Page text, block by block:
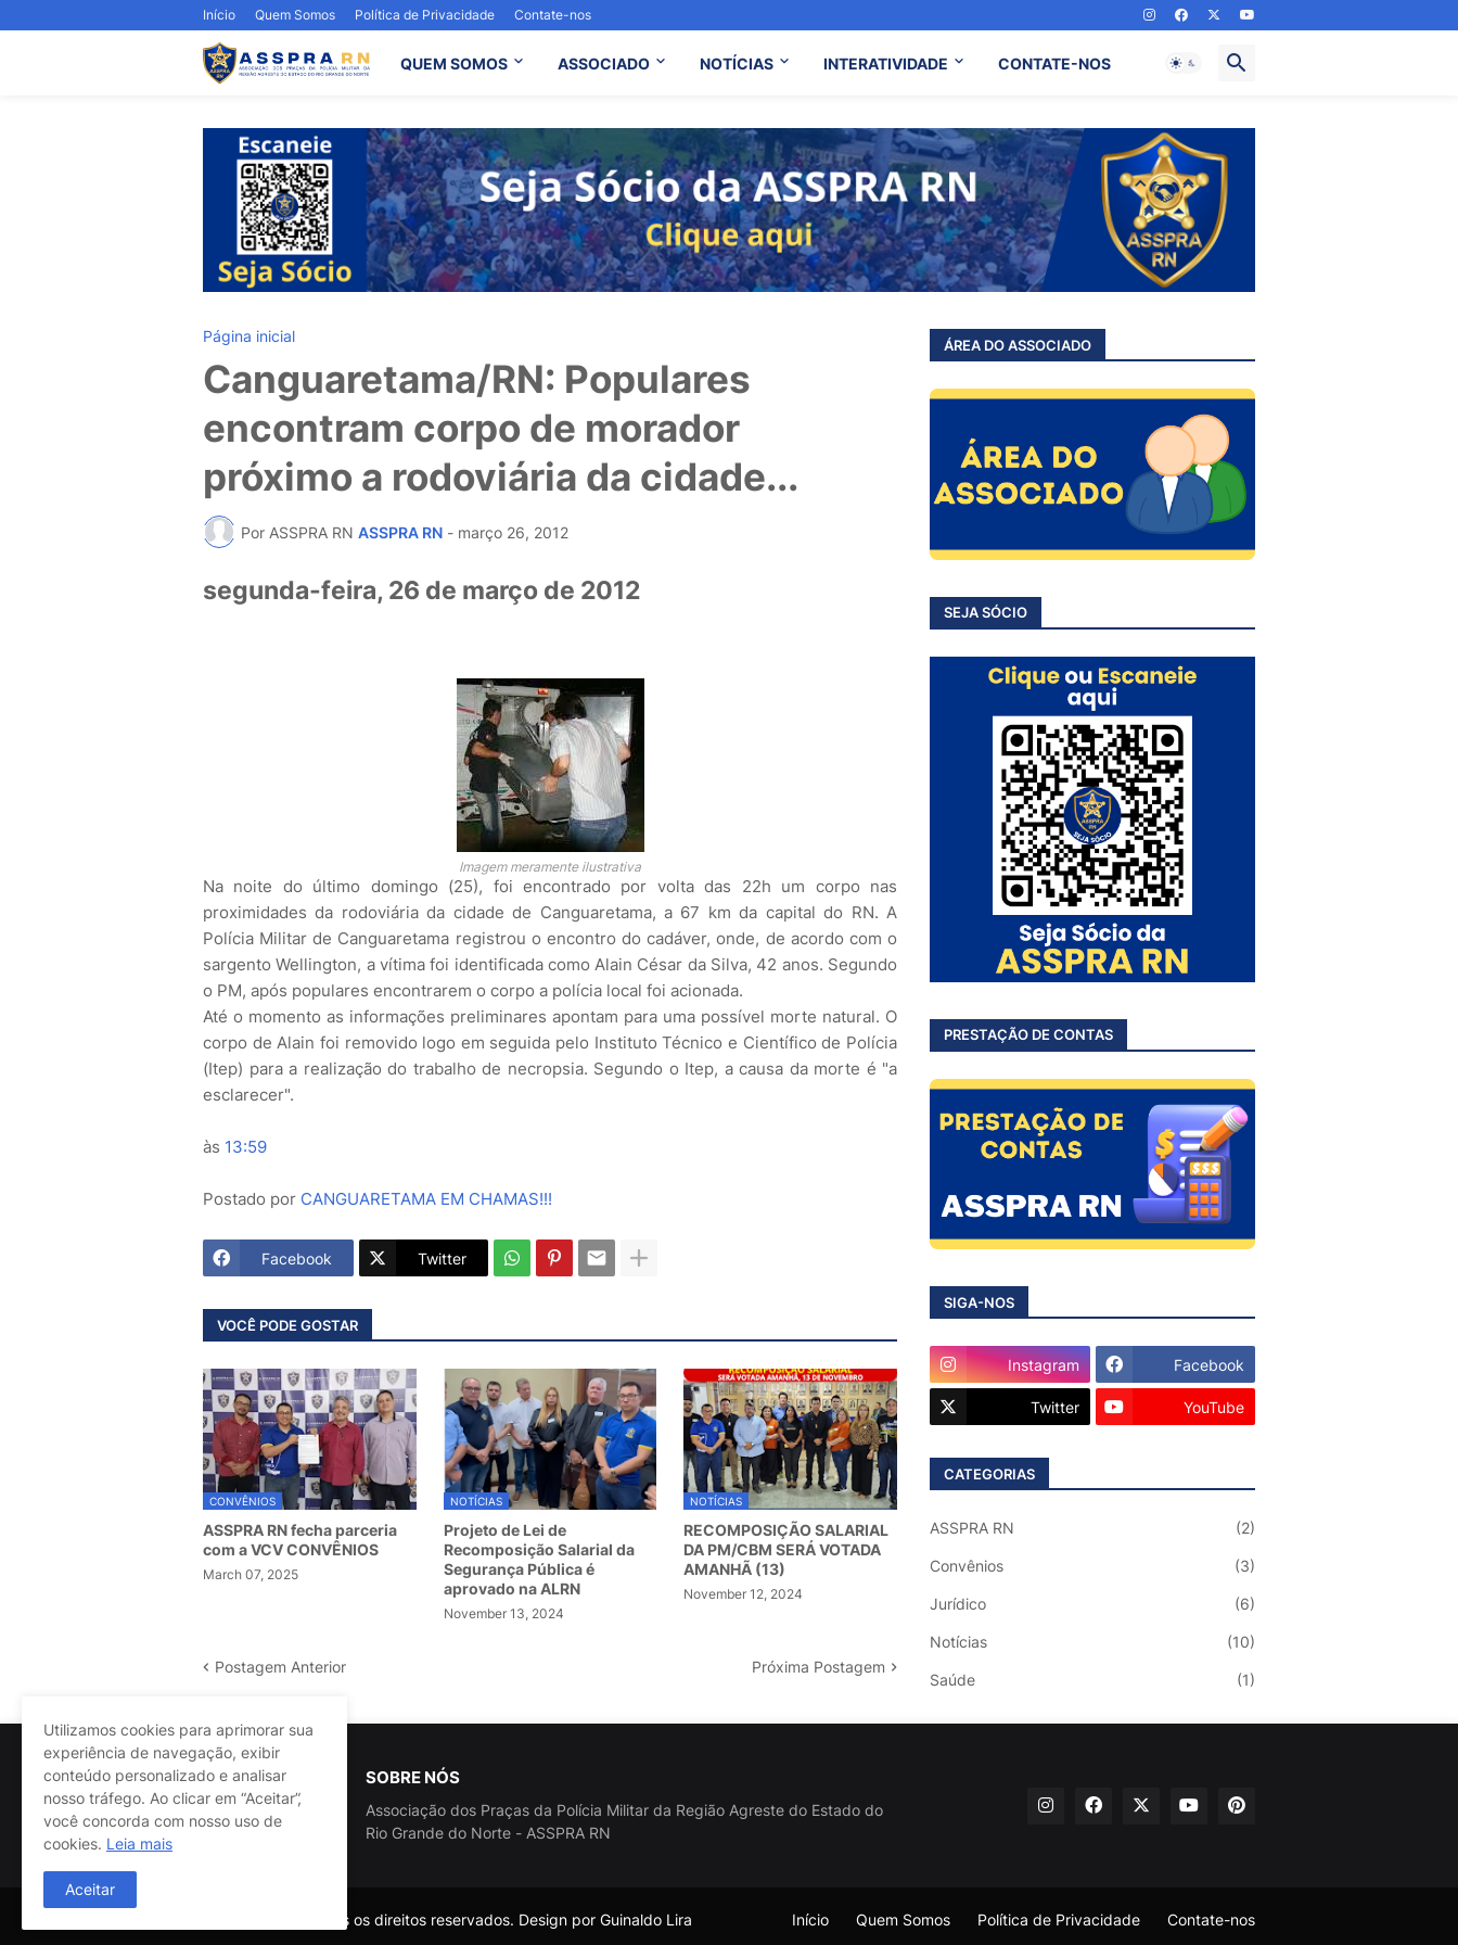
Início Quem Somos Política de Privacidade Contate-nos
QUEM SOMOS ASSOCIADO NOTÍCIAS INTERATIVIDADE CONTATE-NOS
Página inicial
Canguaretama/RN: Populares
encontram corpo de morador
próximo a rodoviária da cidade...
Por ASSPRA RN ASSPRA RN - março 26, 2012
segunda-feira, 26 de março de 2012
Imagem meramente ilustrativa
Na noite do último domingo (25), foi encontrado por volta das 22h um corpo nas
proximidades da rodoviária da cidade de Canguaretama, a 67 km da capital do RN. A
Polícia Militar de Canguaretama registrou o encontro do cadáver, onde, de acordo com o
sargento Wellington, a vítima foi identificada como Alain César da Silva, 42 anos. Segundo
o PM, após populares encontrarem o corpo a polícia local foi acionada.
Até o momento as informações preliminares apontam para uma possível morte natural. O
corpo de Alain foi removido logo em seguida pelo Instituto Técnico e Científico de Polícia
(Itep) para a realização do trabalho de necropsia. Segundo o Itep, a causa da morte é "a
esclarecer".
às 13:59
Postado por CANGUARETAMA EM CHAMAS!!!
Facebook Twitter
VOCÊ PODE GOSTAR
CONVÊNIOS
ASSPRA RN fecha parceria
com a VCV CONVÊNIOS
March 07, 2025
NOTÍCIAS
Projeto de Lei de
Recomposição Salarial da
Segurança Pública é
aprovado na ALRN
November 13, 2024
NOTÍCIAS
RECOMPOSIÇÃO SALARIAL
DA PM/CBM SERÁ VOTADA
AMANHÃ (13)
November 12, 2024
Postagem Anterior Próxima Postagem
ÁREA DO ASSOCIADO
SEJA SÓCIO
PRESTAÇÃO DE CONTAS
SIGA-NOS
Instagram Facebook
Twitter YouTube
CATEGORIAS
ASSPRA RN (2)
Convênios (3)
Jurídico (6)
Notícias (10)
Saúde (1)
SOBRE NÓS
Associação dos Praças da Polícia Militar da Região Agreste do Estado do
Rio Grande do Norte - ASSPRA RN
@ASSPRA RN Todos os direitos reservados. Design por Guinaldo Lira Início Quem Somos Política de Privacidade Contate-nos
Utilizamos cookies para aprimorar sua
experiência de navegação, exibir
conteúdo personalizado e analisar
nosso tráfego. Ao clicar em “Aceitar”,
você concorda com nosso uso de
cookies. Leia mais
Aceitar